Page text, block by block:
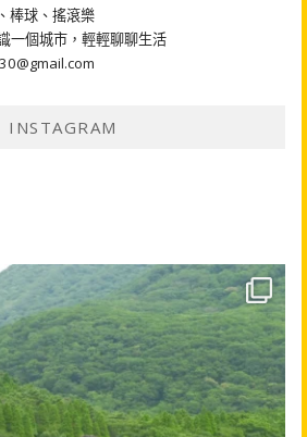
棒球、搖滾樂
一個城市，輕輕聊聊生活
INSTAGRAM